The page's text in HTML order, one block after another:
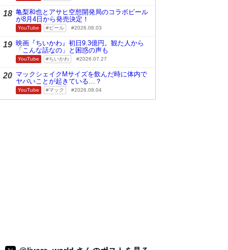
18 亀梨和也とアサヒ空想開発局のコラボビール
が8月4日から発売決定！
YouTube ビール 2026.08.03
19 映画『ちいかわ』初日9.3億円。観た人から
「こんな話なの」と困惑の声も
YouTube ちいかわ 2026.07.27
20 マックシェイクMサイズを飲んだ時に体内で
ヤバいことが起きている…？
YouTube マック 2026.08.04